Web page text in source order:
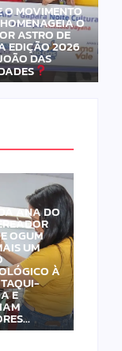
O MOVIMENTO
O
ASTRO DE
EDIÇÃO 2026
DAS
ANA DO
OGUM
UM
À
E